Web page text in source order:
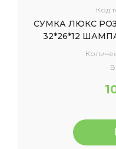
Код
СУМКА ЛЮКС
32*26*12